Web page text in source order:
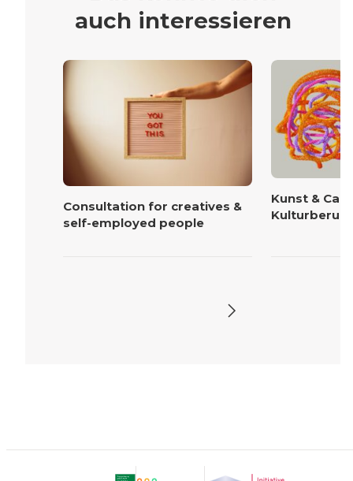
auch interessieren
Consultation for creatives &
self-employed people
Kunst &
Kulturberuf